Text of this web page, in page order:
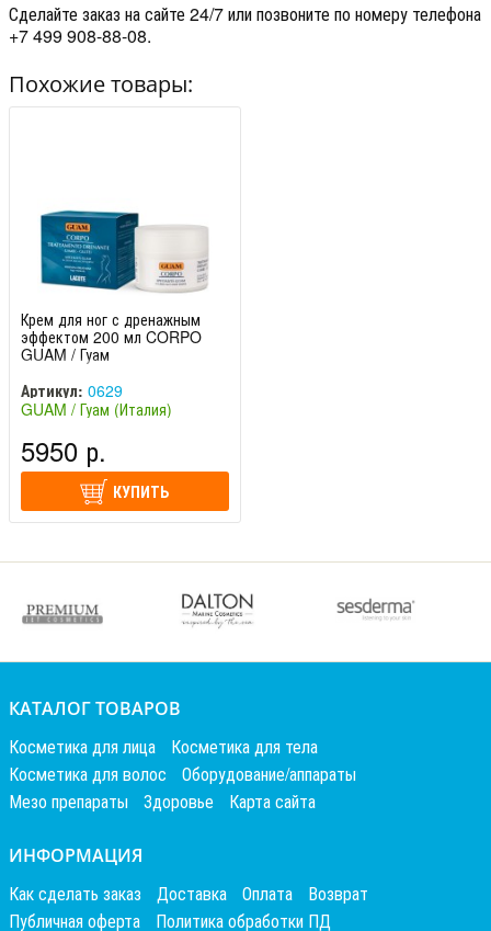
Сделайте заказ на сайте 24/7 или позвоните по номеру телефона
+7 499 908-88-08.
Похожие товары:
Крем для ног с дренажным
эффектом 200 мл CORPO
GUAM / Гуам
Артикул: 0629
GUAM / Гуам (Италия)
5950 р.
КУПИТЬ
КАТАЛОГ ТОВАРОВ
Косметика для лица
Косметика для тела
Косметика для волос
Оборудование/аппараты
Мезо препараты
Здоровье Карта сайта
ИНФОРМАЦИЯ
Как сделать заказ Доставка Оплата
Возврат
Публичная оферта
Политика обработки ПД